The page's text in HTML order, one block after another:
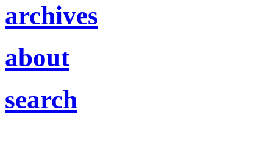
archives
about
search